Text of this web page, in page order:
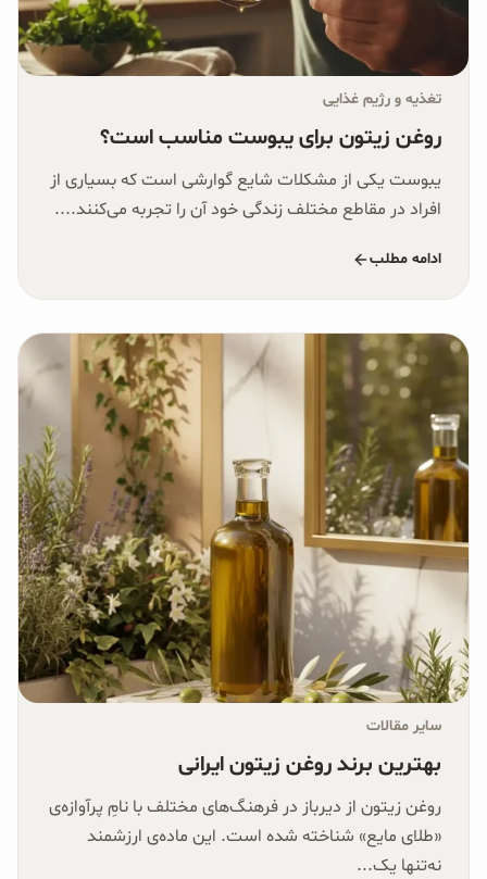
تغذیه و رژیم غذایی
روغن زیتون برای یبوست مناسب است؟
یبوست یکی از مشکلات شایع گوارشی است که بسیاری از
افراد در مقاطع مختلف زندگی خود آن را تجربه می‌کنند....
ادامه مطلب
سایر مقالات
بهترین برند روغن زیتون ایرانی
روغن زیتون از دیرباز در فرهنگ‌های مختلف با نامِ پرآوازه‌ی
«طلای مایع» شناخته شده است. این ماده‌ی ارزشمند
نه‌تنها یک...